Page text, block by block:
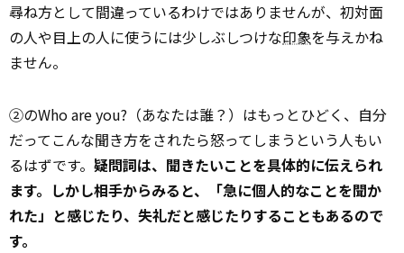
尋ね方として間違っているわけではありませんが、初対面
の人や目上の人に使うには少しぶしつけな印象を与えかね
ません。
②のWho are you?（あなたは誰？）はもっとひどく、自分
だってこんな聞き方をされたら怒ってしまうという人もい
るはずです。 疑問詞は、聞きたいことを具体的に伝えられ
ます。しかし相手からみると、「急に個人的なことを聞か
れた」と感じたり、失礼だと感じたりすることもあるので
す。